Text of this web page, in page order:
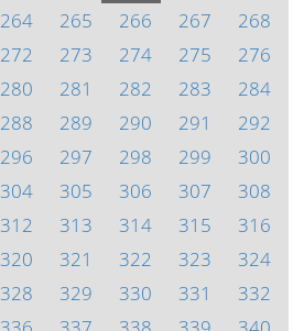
264 265 266 267
268
272 273 274 275
276
280 281 282 283
284
288 289 290 291
292
296 297 298 299
300
304 305 306 307
308
312 313 314 315
316
320 321 322 323
324
328 329 330 331
332